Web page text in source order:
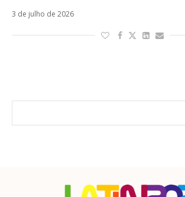
3 de julho de 2026